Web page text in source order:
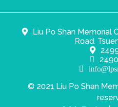
Liu Po Shan Memorial
Road,
© 2021 Liu Po Shan